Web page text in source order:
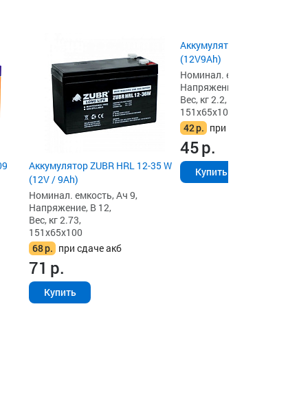
Аккумулятор ZUBR HRL 12-35 W
(12V / 9Ah)
Номинал. емкость, Ач 9,
Напряжение, В 12,
Вес, кг 2.73,
151x65x100
68р. при сдаче акб
71 р.
Купить
Аккумулятор Thomas
(12V9Ah)
Номинал. емкость, Ач 9,
Напряжение, В 12,
Вес, кг 2.2,
151x65x100
42р. при сдаче акб
45р.
Купить